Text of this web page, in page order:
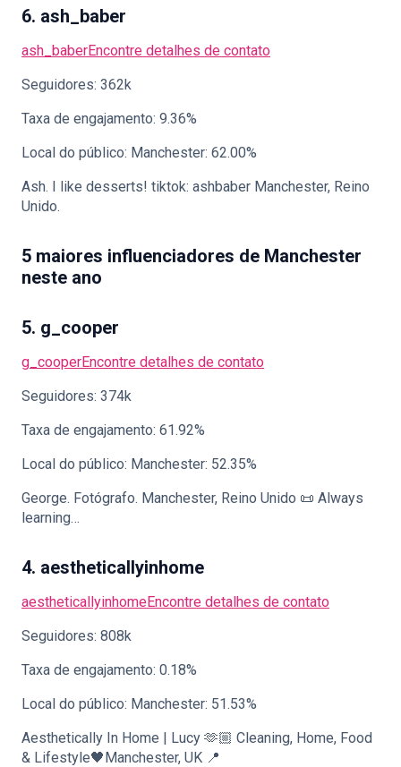
6. ash_baber
ash_baberEncontre detalhes de contato
Seguidores: 362k
Taxa de engajamento: 9.36%
Local do público: Manchester: 62.00%
Ash. I like desserts! tiktok: ashbaber Manchester, Reino
Unido.
5 maiores influenciadores de Manchester
neste ano
5. g_cooper
g_cooperEncontre detalhes de contato
Seguidores: 374k
Taxa de engajamento: 61.92%
Local do público: Manchester: 52.35%
George. Fotógrafo. Manchester, Reino Unido 📜 Always
learning…
4. aestheticallyinhome
aestheticallyinhomeEncontre detalhes de contato
Seguidores: 808k
Taxa de engajamento: 0.18%
Local do público: Manchester: 51.53%
Aesthetically In Home | Lucy 🫶🏼 Cleaning, Home, Food
& Lifestyle🖤Manchester, UK 📍